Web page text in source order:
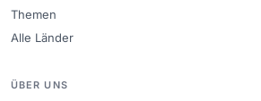
Themen
Alle Länder
ÜBER UNS